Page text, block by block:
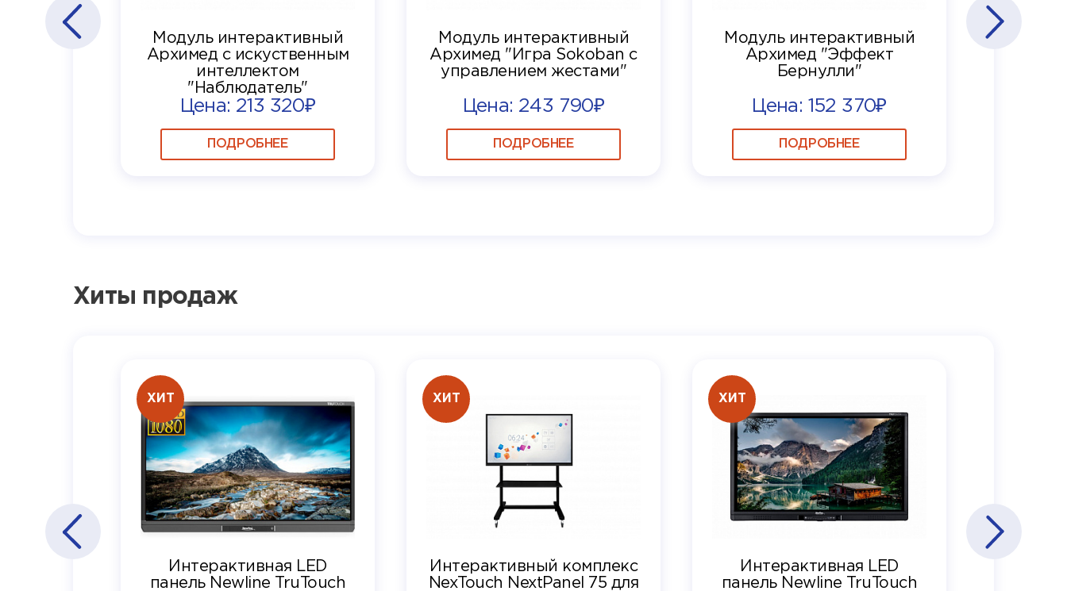
Модуль интерактивный
Архимед с искуственным
интеллектом
"Наблюдатель"
Цена: 213 320₽
ПОДРОБНЕЕ
Модуль интерактивный
Архимед "Игра Sokoban с
управлением жестами"
Цена: 243 790₽
ПОДРОБНЕЕ
Модуль интерактивный
Архимед "Эффект
Бернулли"
Цена: 152 370₽
ПОДРОБНЕЕ
Хиты продаж
ХИТ
Интерактивная LED
панель Newline TruTouch
ХИТ
Интерактивный комплекс
NexTouch NextPanel 75 для
ХИТ
Интерактивная LED
панель Newline TruTouch